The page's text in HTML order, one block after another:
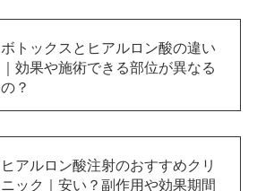
ボトックスとヒアルロン酸の違い
｜効果や施術できる部位が異なる
の？
ヒアルロン酸注射のおすすめクリ
ニック｜安い？副作用や効果期間